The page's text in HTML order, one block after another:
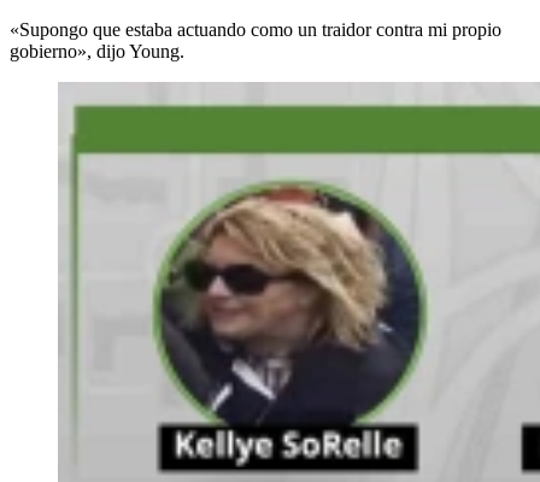
«Supongo que estaba actuando como un traidor contra mi propio
gobierno», dijo Young.